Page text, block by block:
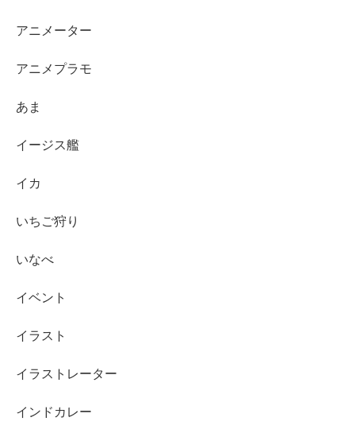
アニメーター
アニメプラモ
あま
イージス艦
イカ
いちご狩り
いなべ
イベント
イラスト
イラストレーター
インドカレー